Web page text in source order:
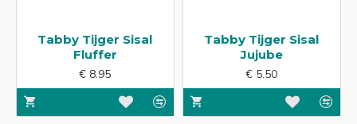
Tabby Tijger Sisal
Fluffer
€ 8.95
Tabby Tijger Sisal
Jujube
€ 5.50